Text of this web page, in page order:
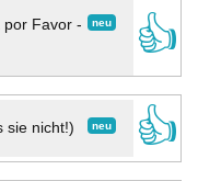
neu
por Favor -
👍
neu
sie nicht!)
👍